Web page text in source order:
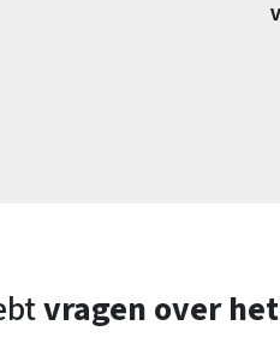
vragen over